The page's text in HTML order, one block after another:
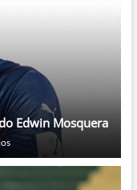
Edwin Mosquera